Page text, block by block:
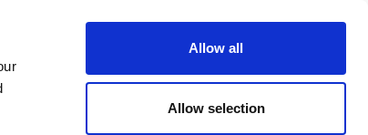
Allow all
Allow selection